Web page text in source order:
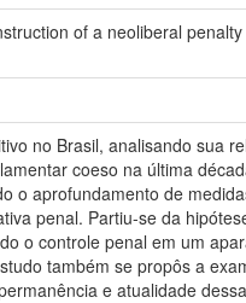
of a neoliberal penalty
no Brasil, analisando sua
coeso na última
o aprofundamento de
penal. Partiu-se da
o controle penal em um
também se propôs a
e atualidade